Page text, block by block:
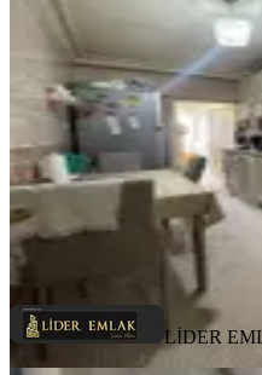
Keçiören,
5+1·200 m²
5.295.000 ₺
LİDER EMLAK ŞAHİN
LİDER